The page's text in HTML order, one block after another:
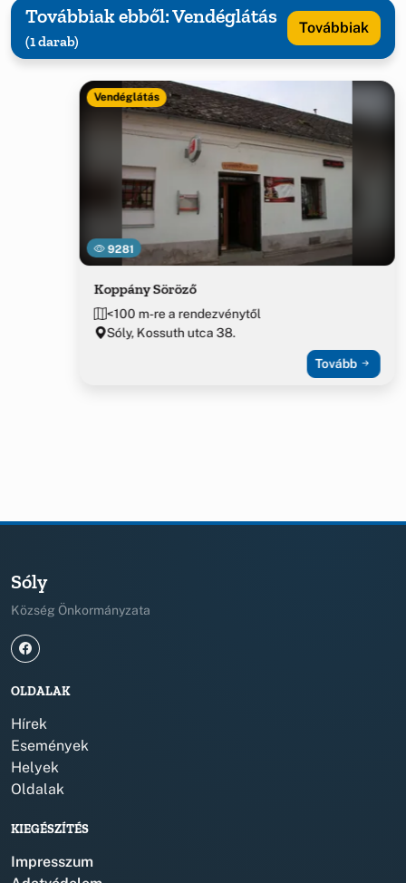
Továbbiak ebből: Vendéglátás
(1 darab)
Továbbiak
9281
Vendéglátás
Koppány Söröző
<100 m-re a rendezvénytől
Sóly, Kossuth utca 38.
Tovább
Sóly
Község Önkormányzata
OLDALAK
Hírek
Események
Helyek
Oldalak
KIEGÉSZÍTÉS
Impresszum